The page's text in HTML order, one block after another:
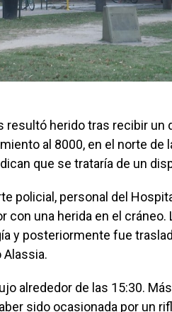
resultó herido tras recibir
al 8000, en el norte de
que se trataría de un
policial, personal del
con una herida en el cráneo.
y posteriormente fue
Alassia.
alrededor de las 15:30.
sido ocasionada por un